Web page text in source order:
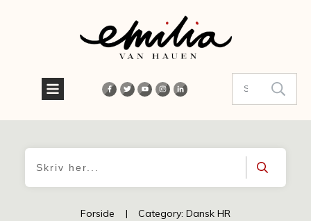
Forside | Category: Dansk HR